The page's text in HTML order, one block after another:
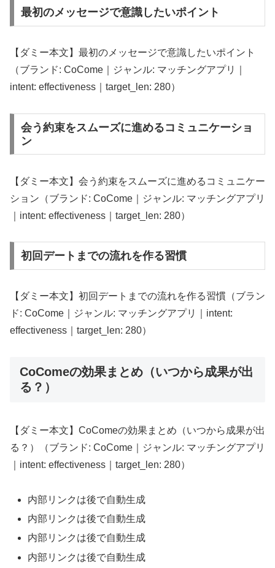
最初のメッセージで意識したいポイント
【ダミー本文】最初のメッセージで意識したいポイント
（ブランド: CoCome｜ジャンル: マッチングアプリ｜
intent: effectiveness｜target_len: 280）
会う約束をスムーズに進めるコミュニケーショ
ン
【ダミー本文】会う約束をスムーズに進めるコミュニケー
ション（ブランド: CoCome｜ジャンル: マッチングアプリ
｜intent: effectiveness｜target_len: 280）
初回デートまでの流れを作る習慣
【ダミー本文】初回デートまでの流れを作る習慣（ブラン
ド: CoCome｜ジャンル: マッチングアプリ｜intent:
effectiveness｜target_len: 280）
CoComeの効果まとめ（いつから成果が出
る？）
【ダミー本文】CoComeの効果まとめ（いつから成果が出
る？）（ブランド: CoCome｜ジャンル: マッチングアプリ
｜intent: effectiveness｜target_len: 280）
内部リンクは後で自動生成
内部リンクは後で自動生成
内部リンクは後で自動生成
内部リンクは後で自動生成